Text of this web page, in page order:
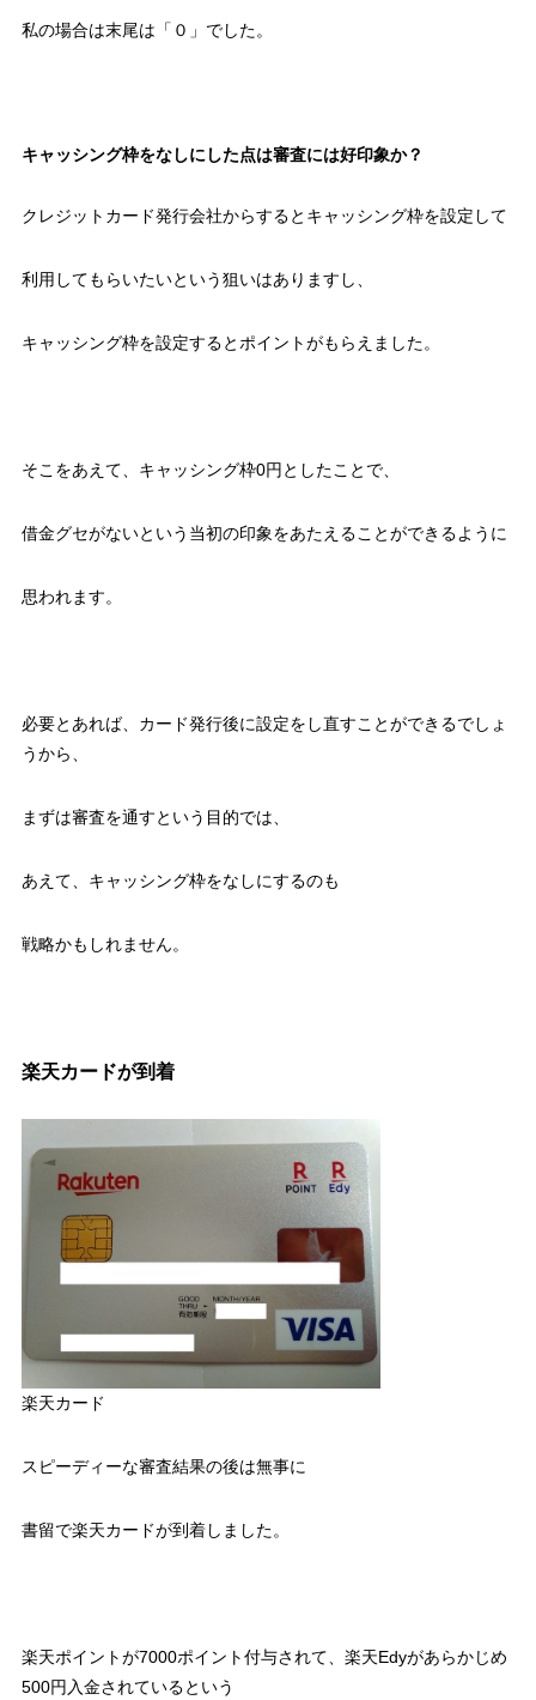
私の場合は末尾は「０」でした。
キャッシング枠をなしにした点は審査には好印象か？
クレジットカード発行会社からするとキャッシング枠を設定して
利用してもらいたいという狙いはありますし、
キャッシング枠を設定するとポイントがもらえました。
そこをあえて、キャッシング枠0円としたことで、
借金グセがないという当初の印象をあたえることができるように
思われます。
必要とあれば、カード発行後に設定をし直すことができるでしょ
うから、
まずは審査を通すという目的では、
あえて、キャッシング枠をなしにするのも
戦略かもしれません。
楽天カードが到着
楽天カード
スピーディーな審査結果の後は無事に
書留で楽天カードが到着しました。
楽天ポイントが7000ポイント付与されて、楽天Edyがあらかじめ
500円入金されているという